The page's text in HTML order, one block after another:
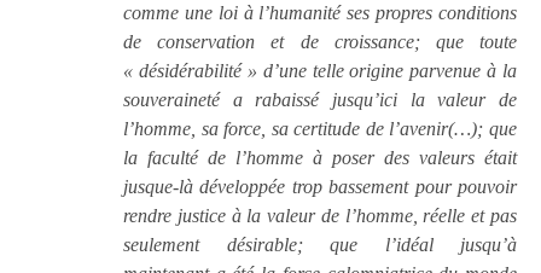
comme une loi à l’humanité ses propres conditions
de conservation et de croissance; que toute
« désidérabilité » d’une telle origine parvenue à la
souveraineté a rabaissé jusqu’ici la valeur de
l’homme, sa force, sa certitude de l’avenir(…); que
la faculté de l’homme à poser des valeurs était
jusque-là développée trop bassement pour pouvoir
rendre justice à la valeur de l’homme, réelle et pas
seulement désirable; que l’idéal jusqu’à